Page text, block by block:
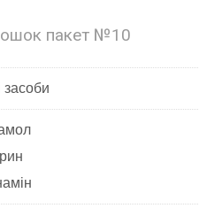
пакет №10
засоби